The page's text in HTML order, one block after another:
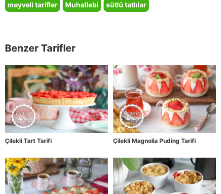
meyveli tarifler
Muhallebi sütlü tatlılar
Benzer Tarifler
Çilekli Tart Tarifi Çilekli Magnolia Puding Tarifi